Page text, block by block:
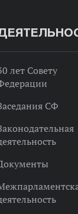
лет Совету
СФ